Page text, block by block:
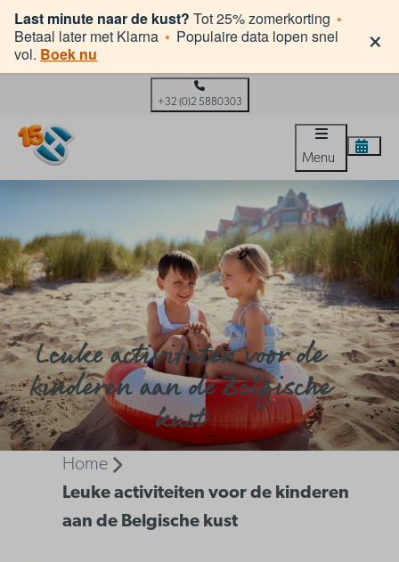
Last minute naar de kust? Tot 25% zomerkorting •
Betaal later met Klarna • Populaire data lopen snel
vol. Boek nu ×
+32 (0)2 5880303
Menu
Leuke activiteiten voor de
kinderen aan de Belgische
kust
Home
Leuke activiteiten voor de kinderen
aan de Belgische kust